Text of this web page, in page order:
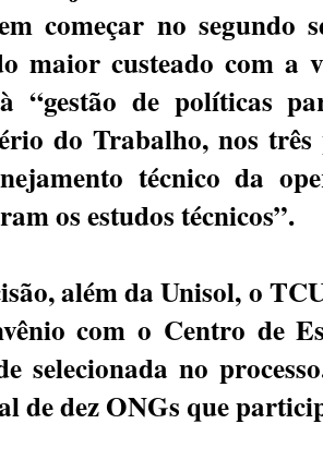
começar no
maior custeado com a
“gestão de políticas
do Trabalho, nos três
técnico da
os estudos técnicos”.
além da Unisol, o
com o Centro de
selecionada no
de dez ONGs que